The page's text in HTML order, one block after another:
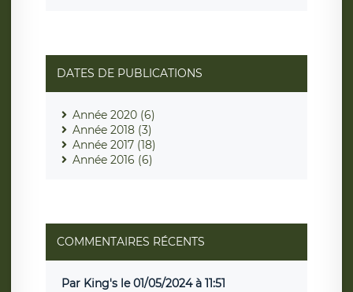
DATES DE PUBLICATIONS
Année 2020 (6)
Année 2018 (3)
Année 2017 (18)
Année 2016 (6)
COMMENTAIRES RÉCENTS
Par King's le 01/05/2024 à 11:51